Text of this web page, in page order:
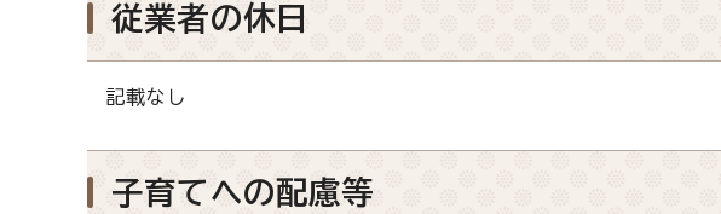
従業者の休日
記載なし
子育てへの配慮等